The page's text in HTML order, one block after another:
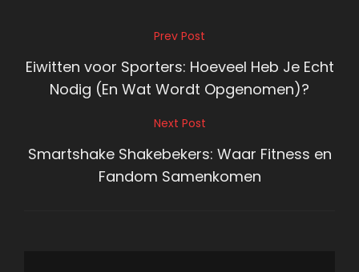
navigatie
Post
Prev Post
Eiwitten voor Sporters: Hoeveel Heb Je Echt
Nodig (En Wat Wordt Opgenomen)?
Post
Next Post
Smartshake Shakebekers: Waar Fitness en
Fandom Samenkomen